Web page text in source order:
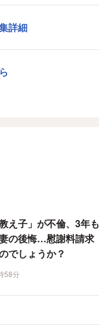
詳細
え子」が不倫、3年も
の後悔…慰謝料請求
でしょうか？
58分